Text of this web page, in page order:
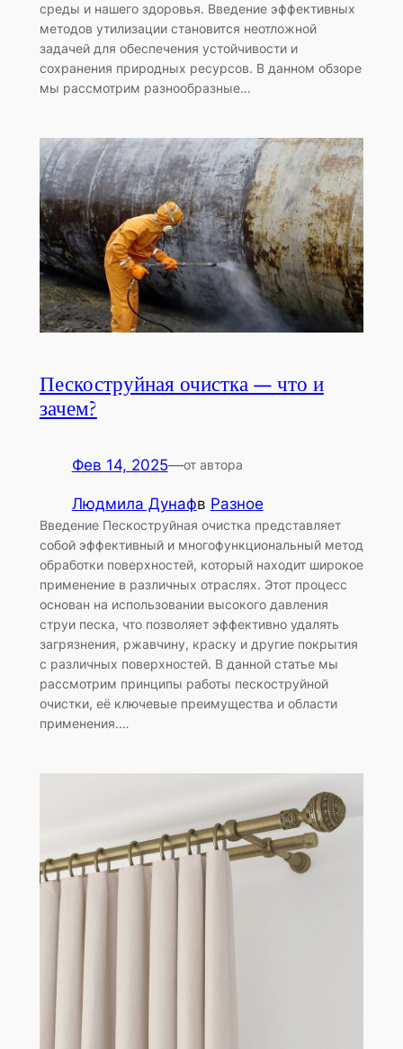
среды и нашего здоровья. Введение эффективных
методов утилизации становится неотложной
задачей для обеспечения устойчивости и
сохранения природных ресурсов. В данном обзоре
мы рассмотрим разнообразные…
Пескоструйная очистка — что и
зачем?
Фев 14, 2025—от автора
Людмила Дунафв Разное
Введение Пескоструйная очистка представляет
собой эффективный и многофункциональный метод
обработки поверхностей, который находит широкое
применение в различных отраслях. Этот процесс
основан на использовании высокого давления
струи песка, что позволяет эффективно удалять
загрязнения, ржавчину, краску и другие покрытия
с различных поверхностей. В данной статье мы
рассмотрим принципы работы пескоструйной
очистки, её ключевые преимущества и области
применения.…